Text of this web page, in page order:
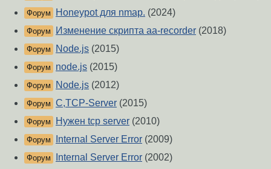
Форум Honeypot для nmap. (2024)
Форум Изменение скрипта aa-recorder (2018)
Форум Node.js (2015)
Форум node.js (2015)
Форум Node.js (2012)
Форум C,TCP-Server (2015)
Форум Нужен tcp server (2010)
Форум Internal Server Error (2009)
Форум Internal Server Error (2002)